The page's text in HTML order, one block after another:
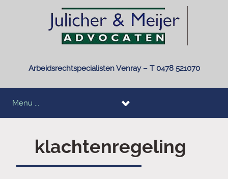
Arbeidsrechtspecialisten Venray – T 0478 521070
Menu ...
klachtenregeling